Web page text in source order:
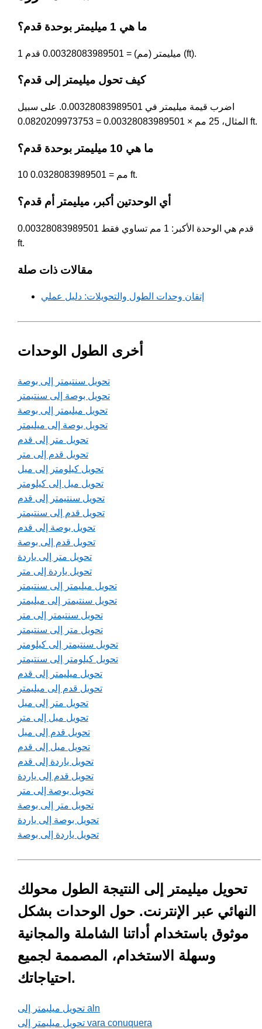
ما هي 1 ميليمتر بوحدة قدم؟
1 ميليمتر (مم) = 0.00328083989501 قدم (ft).
كيف تحول ميليمتر إلى قدم؟
اضرب قيمة ميليمتر في 0.00328083989501. على سبيل
المثال، 25 مم × 0.00328083989501 = 0.0820209973753 ft.
ما هي 10 ميليمتر بوحدة قدم؟
10 مم = 0.0328083989501 ft.
أي الوحدتين أكبر، ميليمتر أم قدم؟
قدم هي الوحدة الأكبر: 1 مم تساوي فقط 0.00328083989501
ft.
مقالات ذات صلة
إتقان وحدات الطول والتحويلات: دليل عملي
أخرى الطول الوحدات
تحويل سنتيمتر إلى بوصة
تحويل بوصة إلى سنتيمتر
تحويل ميليمتر إلى بوصة
تحويل بوصة إلى ميليمتر
تحويل متر إلى قدم
تحويل قدم إلى متر
تحويل كيلومتر إلى ميل
تحويل ميل إلى كيلومتر
تحويل سنتيمتر إلى قدم
تحويل قدم إلى سنتيمتر
تحويل بوصة إلى قدم
تحويل قدم إلى بوصة
تحويل متر إلى ياردة
تحويل ياردة إلى متر
تحويل ميليمتر إلى سنتيمتر
تحويل سنتيمتر إلى ميليمتر
تحويل سنتيمتر إلى متر
تحويل متر إلى سنتيمتر
تحويل سنتيمتر إلى كيلومتر
تحويل كيلومتر إلى سنتيمتر
تحويل ميليمتر إلى قدم
تحويل قدم إلى ميليمتر
تحويل متر إلى ميل
تحويل ميل إلى متر
تحويل قدم إلى ميل
تحويل ميل إلى قدم
تحويل ياردة إلى قدم
تحويل قدم إلى ياردة
تحويل بوصة إلى متر
تحويل متر إلى بوصة
تحويل بوصة إلى ياردة
تحويل ياردة إلى بوصة
تحويل ميليمتر إلى النتيجة الطول محولك
النهائي عبر الإنترنت. حول الوحدات بشكل
موثوق باستخدام أداتنا الشاملة والمجانية
وسهلة الاستخدام، المصممة لجميع
احتياجاتك.
تحويل ميليمتر إلى aln
تحويل ميليمتر إلى vara conuquera